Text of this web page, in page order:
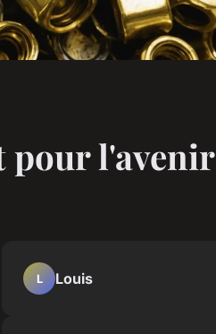
pour l'avenir
L Louis